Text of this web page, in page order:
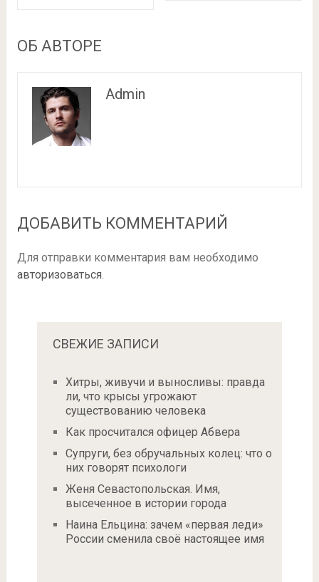
ОБ АВТОРЕ
Admin
ДОБАВИТЬ КОММЕНТАРИЙ
Для отправки комментария вам необходимо
авторизоваться
СВЕЖИЕ ЗАПИСИ
Хитры, живучи и выносливы: правда
ли, что крысы угрожают
существованию человека
Как просчитался офицер Абвера
Супруги, без обручальных колец: что о
них говорят психологи
Женя Севастопольская. Имя,
высеченное в истории города
Наина Ельцина: зачем «первая леди»
России сменила своё настоящее имя